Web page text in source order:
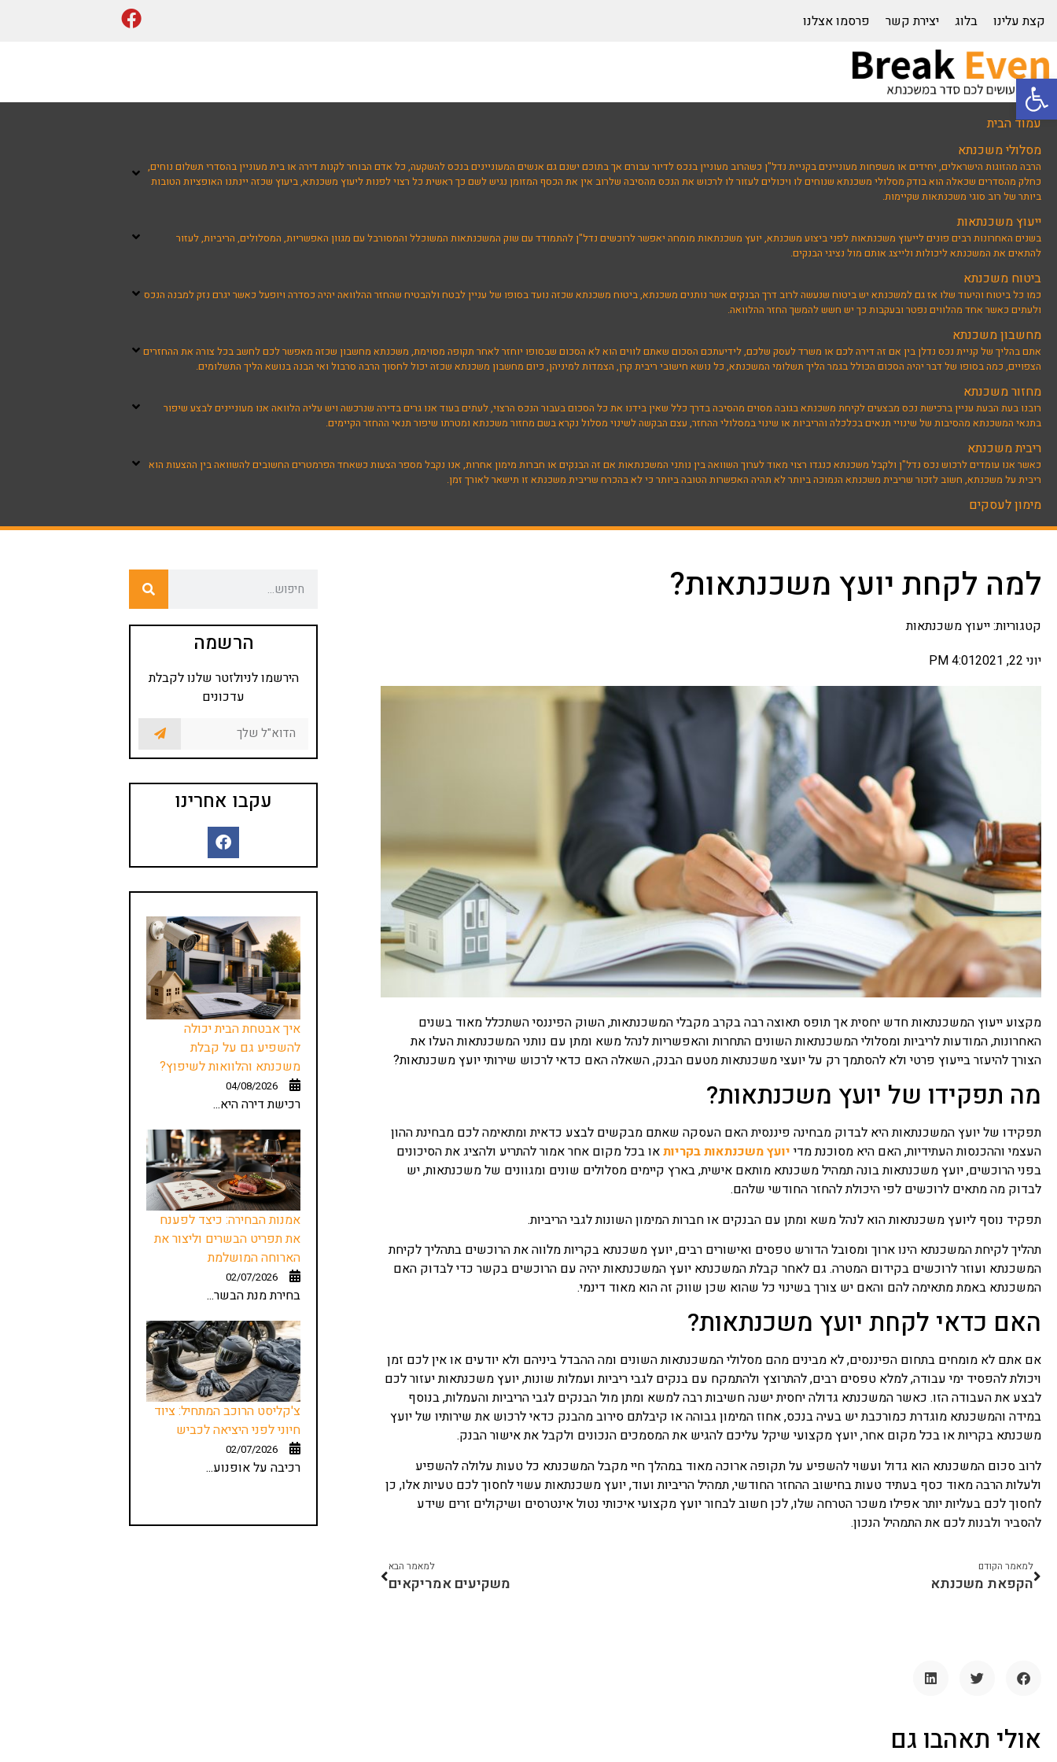
פתח סרגל נגישות
קצת עלינו בלוג יצירת קשר פרסמו אצלנו
עמוד הבית
מסלולי משכנתא
הרבה מהזוגות הישראלים, יחידים או משפחות מעוניינים בקניית נדל"ן כשהרוב מעוניין בנכס לדיור עבורם אך בתוכם ישנם גם אנשים המעוניינים בנכס להשקעה, כל אדם הבוחר לקנות דירה או בית מעוניין בהסדרי תשלום נוחים,
כחלק מהסדרים שכאלה הוא בודק מסלולי משכנתא שנוחים לו ויכולים לעזור לו לרכוש את הנכס מהסיבה שלרוב אין את הכסף המזומן נגיש לשם כך ראשית כל רצוי לפנות ליעוץ משכנתא, ביעוץ שכזה יינתנו האופציות הטובות
ביותר של רוב סוגי משכנתאות שקיימות.
ייעוץ משכנתאות
בשנים האחרונות רבים פונים לייעוץ משכנתאות לפני ביצוע משכנתא, יועץ משכנתאות מומחה יאפשר לרוכשים נדל"ן להתמודד עם שוק המשכנתאות המשוכלל והמסורבל עם מגוון האפשריות, המסלולים, הריביות, לעזור
להתאים את המשכנתא ליכולות ולייצג אותם מול נציגי הבנקים.
ביטוח משכנתא
כמו כל ביטוח והיעוד שלו אז גם למשכנתא יש ביטוח שנעשה לרוב דרך הבנקים אשר נותנים משכנתא, ביטוח משכנתא שכזה נועד בסופו של עניין לבטח ולהבטיח שהחזר ההלוואה יהיה כסדרה ויופעל כאשר יגרם נזק למבנה הנכס
ולעתים כאשר אחד מהלווים נפטר ובעקבות כך יש חשש להמשך החזר ההלוואה.
מחשבון משכנתא
אתם בהליך של קניית נכס נדלן בין אם זה דירה לכם או משרד לעסק שלכם, לידיעתכם הסכום שאתם לווים הוא לא הסכום שבסופו יוחזר לאחר תקופה מסוימת, משכנתא מחשבון שכזה מאפשר לכם לחשב בכל צורה את ההחזרים
הצפויים, כמה בסופו של דבר יהיה הסכום הכולל בגמר הליך תשלומי המשכנתא, כל נושא חישובי ריבית קרן, הצמדות למיניהן, כיום מחשבון משכנתא שכזה יכול לחסוך הרבה סרבול ואי הבנה בנושא הליך התשלומים.
מחזור משכנתא
רובנו בעת הבעת עניין ברכישת נכס מבצעים לקיחת משכנתא בגובה מסוים מהסיבה בדרך כלל שאין בידנו את כל הסכום בעבור הנכס הרצוי, לעתים בעוד אנו גרים בדירה שנרכשה ויש עליה הלוואה אנו מעוניינים לבצע שיפור
בתנאי המשכנתא מהסיבות של שינויי תנאים בכלכלה והריביות או שינוי במסלולי ההחזר, עצם הבקשה לשינוי מסלול נקרא בשם מחזור משכנתא ומטרתו שיפור תנאי ההחזר הקיימים.
ריבית משכנתא
כאשר אנו עומדים לרכוש נכס נדל"ן ולקבל משכנתא כנגדו רצוי מאוד לערוך השוואה בין נותני המשכנתאות אם זה הבנקים או חברות מימון אחרות, אנו נקבל מספר הצעות כשאחד הפרמטרים החשובים להשוואה בין ההצעות הוא
ריבית על משכנתא, חשוב לזכור שריבית משכנתא הנמוכה ביותר לא תהיה האפשרות הטובה ביותר כי לא בהכרח שריבית משכנתא זו תישאר לאורך זמן.
מימון לעסקים
למה לקחת יועץ משכנתאות?
קטגוריות:ייעוץ משכנתאות
יוני 22, 2021
4:01 PM
מקצוע ייעוץ המשכנתאות חדש יחסית אך תופס תאוצה רבה בקרב מקבלי המשכנתאות, השוק הפיננסי השתכלל מאוד בשנים
האחרונות, המודעות לריביות ומסלולי המשכנתאות השונים התחרות והאפשריות לנהל משא ומתן עם נותני המשכנתאות העלו את
הצורך להיעזר בייעוץ פרטי ולא להסתמך רק על יועצי משכנתאות מטעם הבנק, השאלה האם כדאי לרכוש שירותי יועץ משכנתאות?
מה תפקידו של יועץ משכנתאות?
תפקידו של יועץ המשכנתאות היא לבדוק מבחינה פיננסית האם העסקה שאתם מבקשים לבצע כדאית ומתאימה לכם מבחינת ההון
העצמי וההכנסות העתידיות, האם היא מסוכנת מדי יועץ משכנתאות בקריותאו בכל מקום אחר אמור להתריע ולהציג את הסיכונים
בפני הרוכשים, יועץ משכנתאות בונה תמהיל משכנתא מותאם אישית, בארץ קיימים מסלולים שונים ומגוונים של משכנתאות, יש
לבדוק מה מתאים לרוכשים לפי היכולת להחזר החודשי שלהם.
תפקיד נוסף ליועץ משכנתאות הוא לנהל משא ומתן עם הבנקים או חברות המימון השונות לגבי הריביות.
תהליך לקיחת המשכנתא הינו ארוך ומסובל הדורש טפסים ואישורים רבים, יועץ משכנתא בקריות מלווה את הרוכשים בתהליך לקיחת
המשכנתא ועוזר לרוכשים בקידום המטרה. גם לאחר קבלת המשכנתא יועץ המשכנתאות יהיה עם הרוכשים בקשר כדי לבדוק האם
המשכנתא באמת מתאימה להם והאם יש צורך בשינוי כל שהוא שכן שווק זה הוא מאוד דינמי.
האם כדאי לקחת יועץ משכנתאות?
אם אתם לא מומחים בתחום הפיננסים, לא מבינים מהם מסלולי המשכנתאות השונים ומה ההבדל ביניהם ולא יודעים או אין לכם זמן
ויכולת להפסיד ימי עבודה, למלא טפסים רבים, להתרוצץ ולהתמקח עם בנקים לגבי ריביות ועמלות שונות, יועץ משכנתאות יעזור לכם
לבצע את העבודה הזו. כאשר המשכנתא גדולה יחסית ישנה חשיבות רבה למשא ומתן מול הבנקים לגבי הריביות והעמלות, בנוסף
במידה והמשכנתא מוגדרת כמורכבת יש בעיה בנכס, אחוז המימון גבוהה או קיבלתם סירוב מהבנק כדאי לרכוש את שירותיו של יועץ
משכנתא בקריות או בכל מקום אחר, יועץ מקצועי שיקל עליכם להגיש את המסמכים הנכונים ולקבל את אישור הבנק.
לרוב סכום המשכנתא הוא גדול ועשוי להשפיע על תקופה ארוכה מאוד במהלך חיי מקבל המשכנתא כל טעות עלולה להשפיע
ולעלות הרבה מאוד כסף בעתיד טעות בחישוב ההחזר החודשי, תמהיל הריביות ועוד, יועץ משכנתאות עשוי לחסוך לכם טעיות אלו, כן
לחסוך לכם בעליות יותר אפילו משכר הטרחה שלו, לכן חשוב לבחור יועץ מקצועי איכותי נטול אינטרסים ושיקולים זרים שידע
להסביר ולבנות לכם את התמהיל הנכון.
למאמר הקודם
הקפאת משכנתא
למאמר הבא
משקיעים אמריקאים
אולי תאהבו גם
הרשמה
הירשמו לניולזטר שלנו לקבלת
עדכונים
עקבו אחרינו
איך אבטחת הבית יכולה
להשפיע גם על קבלת
משכנתא והלוואות לשיפוץ?
04/08/2026
רכישת דירה היא...
אמנות הבחירה: כיצד לפענח
את תפריט הבשרים וליצור את
הארוחה המושלמת
02/07/2026
בחירת מנת הבשר...
צ'קליסט הרוכב המתחיל: ציוד
חיוני לפני היציאה לכביש
02/07/2026
רכיבה על אופנוע...